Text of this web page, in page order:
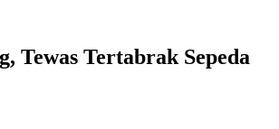
Tewas Tertabrak Sepeda